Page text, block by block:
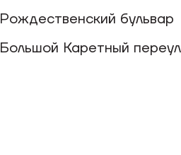
Рождественский бульвар
Большой Каретный